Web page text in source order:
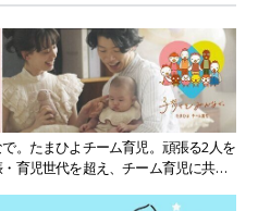
。たまひよチーム育児。頑張る2人を
育児世代を超え、チーム育児に共感